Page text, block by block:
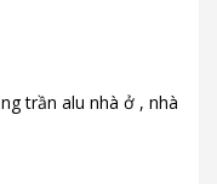
trần alu nhà ở , nhà